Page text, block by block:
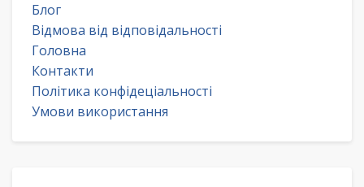
Блог
Відмова від відповідальності
Головна
Контакти
Політика конфідеціальності
Умови використання